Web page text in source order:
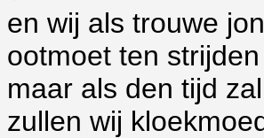
en wij als trouwe
ootmoet ten
maar als den tijd
zullen wij